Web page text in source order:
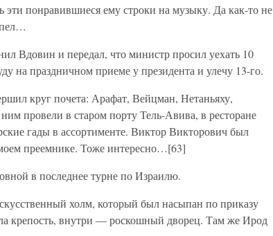
понравившиеся ему строки на музыку. Да как-то не
Вдовин и передал, что министр просил уехать 10
на праздничном приеме у президента и улечу 13-го.
круг почета: Арафат, Вейцман, Нетаньяху,
провели в старом порту Тель-Авива, в ресторане
гады в ассортименте. Виктор Викторович был
преемнике. Тоже интересно…[63]
в последнее турне по Израилю.
холм, который был насыпан по приказу
крепость, внутри — роскошный дворец. Там же Ирод